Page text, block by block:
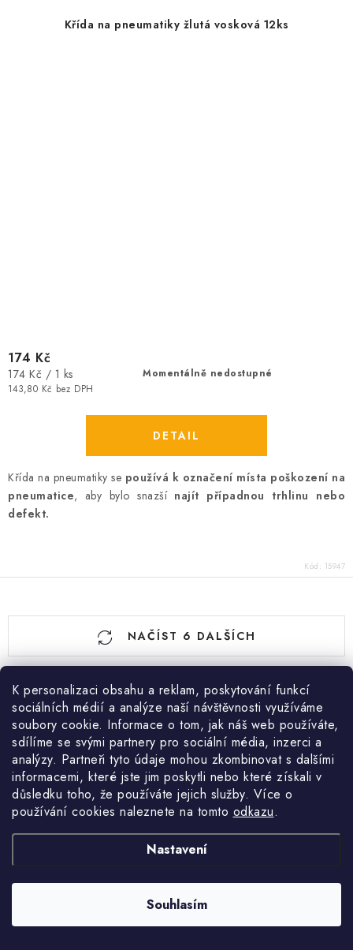
K personalizaci obsahu a reklam, poskytování funkcí
sociálních médií a analýze naší návštěvnosti využíváme
soubory cookie. Informace o tom, jak náš web používáte,
sdílíme se svými partnery pro sociální média, inzerci a
analýzy. Partneři tyto údaje mohou zkombinovat s dalšími
informacemi, které jste jim poskytli nebo které získali v
důsledku toho, že používáte jejich služby. Více o
používání cookies naleznete na tomto odkazu.
Nastavení
Souhlasím
Křída na pneumatiky žlutá vosková 12ks
Momentálně nedostupné
143,80 Kč bez DPH
174 Kč
Měrná
cena:
174 Kč / 1 ks
Křída na pneumatiky se používá k označení místa poškození na
pneumatice, aby bylo snazší najít případnou trhlinu nebo
defekt.
Kód: 15947
O
l
á
d
a
c
í
p
r
v
y
v
p
NAČÍST 6 DALŠÍCH
S
t
r
á
n
k
o
v
á
n
1 2
4.9 Ověřeno zákazníky
Zobrazit všechny recenze